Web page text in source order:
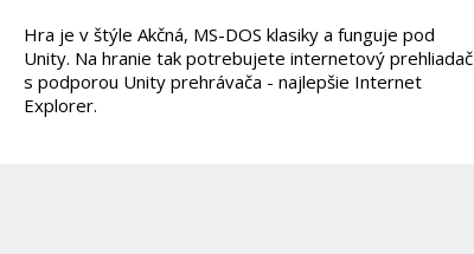
Hra je v štýle Akčná, MS-DOS klasiky a funguje pod
Unity. Na hranie tak potrebujete internetový prehliadač
s podporou Unity prehrávača - najlepšie Internet
Explorer.